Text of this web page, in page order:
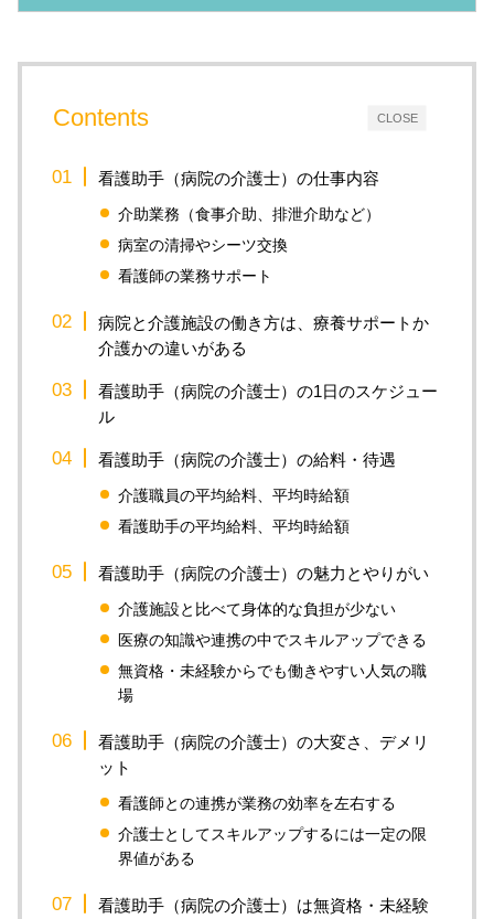
CLOSE
Contents
看護助手（病院の介護士）の仕事内容
介助業務（食事介助、排泄介助など）
病室の清掃やシーツ交換
看護師の業務サポート
病院と介護施設の働き方は、療養サポートか
介護かの違いがある
看護助手（病院の介護士）の1日のスケジュー
ル
看護助手（病院の介護士）の給料・待遇
介護職員の平均給料、平均時給額
看護助手の平均給料、平均時給額
看護助手（病院の介護士）の魅力とやりがい
介護施設と比べて身体的な負担が少ない
医療の知識や連携の中でスキルアップできる
無資格・未経験からでも働きやすい人気の職
場
看護助手（病院の介護士）の大変さ、デメリ
ット
看護師との連携が業務の効率を左右する
介護士としてスキルアップするには一定の限
界値がある
看護助手（病院の介護士）は無資格・未経験